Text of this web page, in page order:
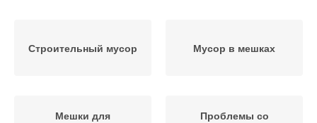
Строительный мусор Мусор в мешках
Мешки для
Проблемы со